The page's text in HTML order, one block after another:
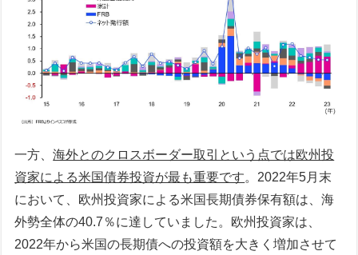
一方、海外とのクロスボーダー取引という点では欧州投
資家による米国債券投資が最も重要です。2022年5月末
において、欧州投資家による米国長期債券保有額は、海
外勢全体の40.7％に達していました。欧州投資家は、
2022年から米国の長期債への投資額を大きく増加させて